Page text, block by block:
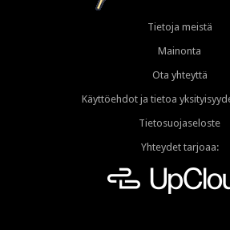
Tietoja meistä
Mainonta
Ota yhteyttä
Käyttöehdot ja tietoa
Tietosuojaseloste
Yhteydet tarjoaa: